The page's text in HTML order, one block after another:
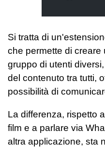
Si tratta di
che permette di creare
gruppo di utenti
del contenuto tra tutti,
possibilità di
La differenza, rispetto
film e a parlare via
altra applicazione, sta